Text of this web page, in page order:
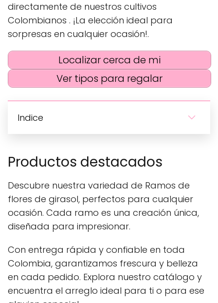
directamente de nuestros cultivos
Colombianos . ¡La elección ideal para
sorpresas en cualquier ocasión!.
Localizar cerca de mi
Ver tipos para regalar
Indice
Productos destacados
Descubre nuestra variedad de Ramos de
flores de girasol, perfectos para cualquier
ocasión. Cada ramo es una creación única,
diseñada para impresionar.
Con entrega rápida y confiable en toda
Colombia, garantizamos frescura y belleza
en cada pedido. Explora nuestro catálogo y
encuentra el arreglo ideal para ti o para ese